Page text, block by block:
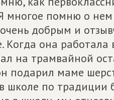
помню о нем
добрым и
она работала
на трамвайной
подарил маме
школе по традиции